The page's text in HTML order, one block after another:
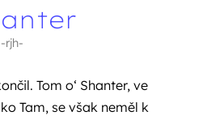
-rjh-
Tom o‘ Shanter, ve
Tam, se však neměl k